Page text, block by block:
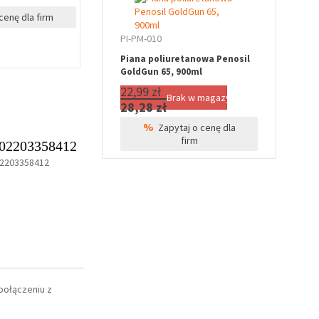
dla firm Zapytaj o cenę dla firm
z
PI-PM-010
Piana poliuretanowa Penosil
GoldGun 65, 900ml
22,99 zł
28,28 zł
Brak w magazynie
% Zapytaj o cenę dla
firm